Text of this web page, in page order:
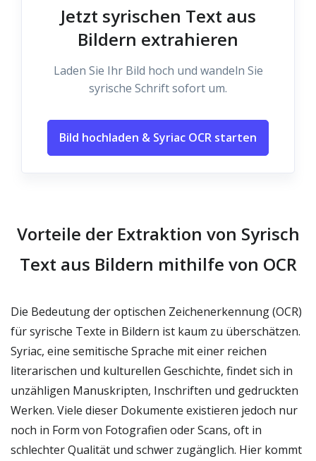
Jetzt syrischen Text aus
Bildern extrahieren
Laden Sie Ihr Bild hoch und wandeln Sie
syrische Schrift sofort um.
Bild hochladen & Syriac OCR starten
Vorteile der Extraktion von Syrisch
Text aus Bildern mithilfe von OCR
Die Bedeutung der optischen Zeichenerkennung (OCR)
für syrische Texte in Bildern ist kaum zu überschätzen.
Syriac, eine semitische Sprache mit einer reichen
literarischen und kulturellen Geschichte, findet sich in
unzähligen Manuskripten, Inschriften und gedruckten
Werken. Viele dieser Dokumente existieren jedoch nur
noch in Form von Fotografien oder Scans, oft in
schlechter Qualität und schwer zugänglich. Hier kommt